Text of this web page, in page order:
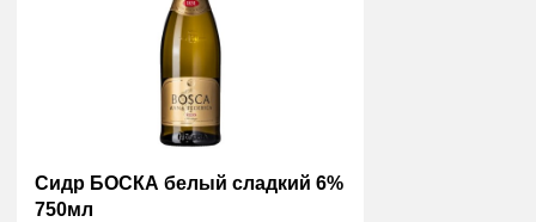
Сидр БОСКА белый сладкий 6%
750мл